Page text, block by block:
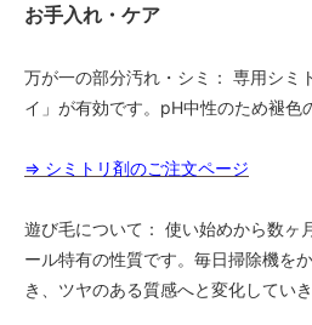
お手入れ・ケア
万が一の部分汚れ・シミ： 専用シミ
イ」が有効です。pH中性のため褪色
⇒ シミトリ剤のご注文ページ
遊び毛について： 使い始めから数ヶ
ール特有の性質です。毎日掃除機を
き、ツヤのある質感へと変化していき